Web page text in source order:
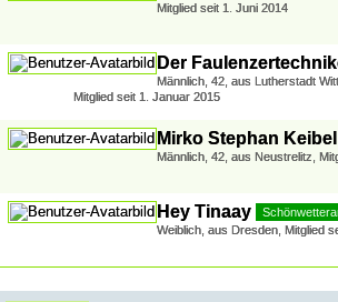
Mitglied seit 1. Juni 2014
Der
Männlich 42 aus Lutherstadt
Mitglied seit 1. Januar 2015
Mirko Stephan Keibel
Männlich 42 aus Neustrelitz
Hey Tinaay
Weiblich aus Dresden Mitglied